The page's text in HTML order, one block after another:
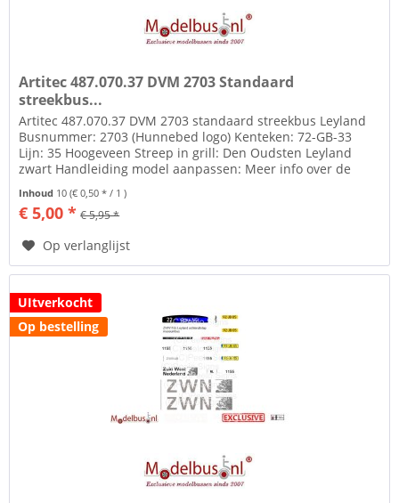
Artitec 487.070.37 DVM 2703 Standaard
streekbus...
Artitec 487.070.37 DVM 2703 standaard streekbus Leyland
Busnummer: 2703 (Hunnebed logo) Kenteken: 72-GB-33
Lijn: 35 Hoogeveen Streep in grill: Den Oudsten Leyland
zwart Handleiding model aanpassen: Meer info over de
Inhoud 10(€ 0,50 * / 1 )
€ 5,00 * € 5,95 *
Op verlanglijst
UItverkocht
Op bestelling